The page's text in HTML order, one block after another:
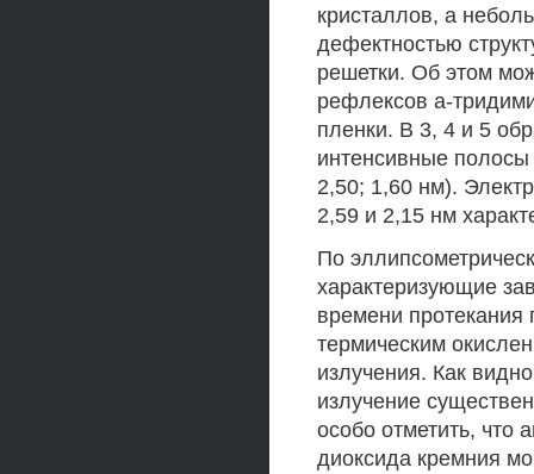
кристаллов, а
дефектностью
решетки. Об этом
рефлексов а-
пленки. В 3, 4 и 5
интенсивные полосы
2,50; 1,60 нм).
2,59 и 2,15 нм
По
характеризующие
времени
термическим
излучения. Как
излучение
особо отметить, что
диоксида кремния